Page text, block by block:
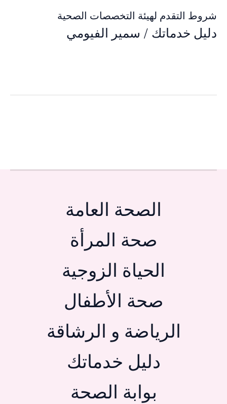
شروط التقدم لهيئة التخصصات الصحية
دليل خدماتك / سمير الفيومي
الصحة العامة
صحة المرأة
الحياة الزوجية
صحة الأطفال
الرياضة و الرشاقة
دليل خدماتك
بوابة الصحة